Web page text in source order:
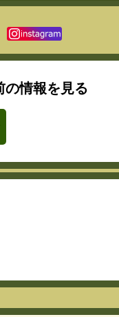
の情報を見る